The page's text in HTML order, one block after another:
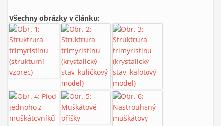
Všechny obrázky v článku: